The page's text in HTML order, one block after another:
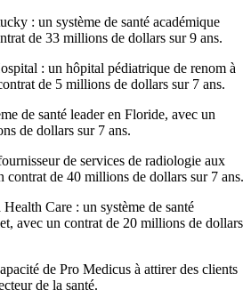
: un système de santé académique
de 33 millions de dollars sur 9 ans.
: un hôpital pédiatrique de renom à
de 5 millions de dollars sur 7 ans.
de santé leader en Floride, avec un
de dollars sur 7 ans.
de services de radiologie aux
contrat de 40 millions de dollars sur 7 ans.
Care : un système de santé
avec un contrat de 20 millions de dollars
de Pro Medicus à attirer des clients
de la santé.